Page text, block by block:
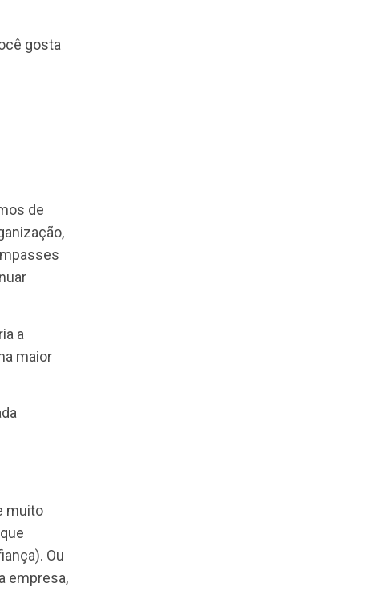
Isto é, nós não
quais você só
que a sua
da maneira
porque você gosta
deixemos de
os impasses
saída seria a
ou uma maior
para cada